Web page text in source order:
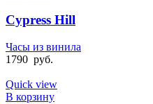
Cypress Hill
Часы из винила
1790 руб.
Quick view
В корзину